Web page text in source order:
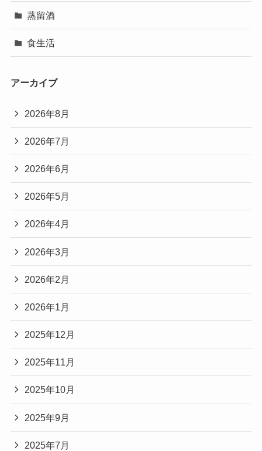
蒸留酒
食生活
アーカイブ
2026年8月
2026年7月
2026年6月
2026年5月
2026年4月
2026年3月
2026年2月
2026年1月
2025年12月
2025年11月
2025年10月
2025年9月
2025年7月